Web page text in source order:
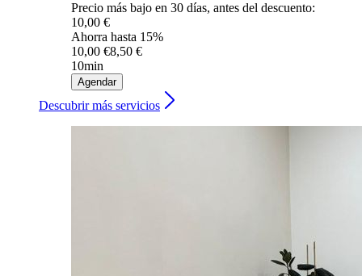
Precio más bajo en 30 días, antes del descuento:
10,00 €
Ahorra hasta 15%
10,00 €8,50 €
10min
Agendar
Descubrir más servicios